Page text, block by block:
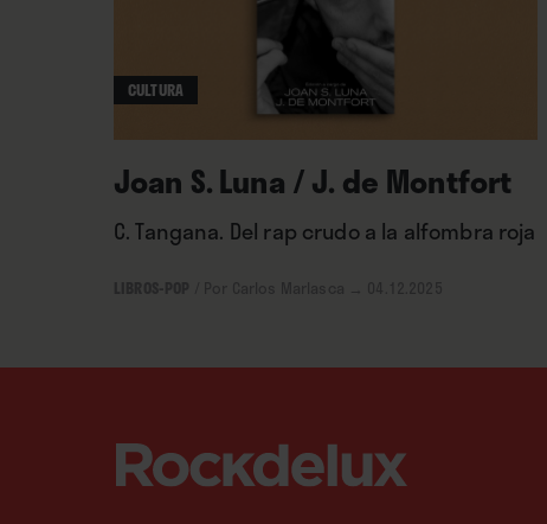
CULTURA
Joan S. Luna / J. de Montfort
C. Tangana. Del rap crudo a la alfombra roja